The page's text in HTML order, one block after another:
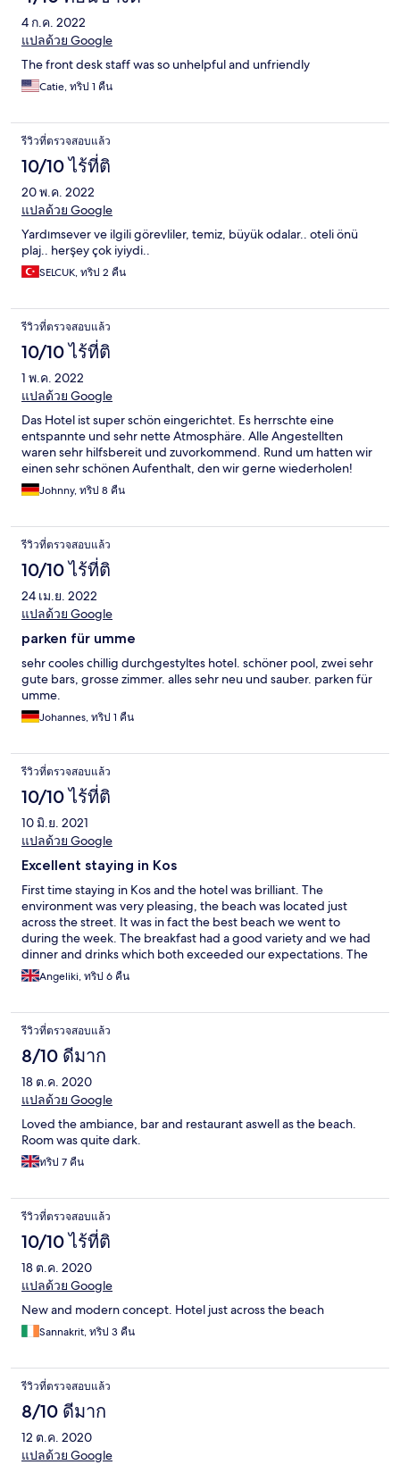
4 ก.ค. 2022
แปลด้วย Google
The front desk staff was so unhelpful and unfriendly
Catie, ทริป 1 คืน
รีวิวที่ตรวจสอบแล้ว
10/10 ไร้ที่ติ
20 พ.ค. 2022
แปลด้วย Google
Yardımsever ve ilgili görevliler, temiz, büyük odalar.. oteli önü
plaj.. herşey çok iyiydi..
SELCUK, ทริป 2 คืน
รีวิวที่ตรวจสอบแล้ว
10/10 ไร้ที่ติ
1 พ.ค. 2022
แปลด้วย Google
Das Hotel ist super schön eingerichtet. Es herrschte eine
entspannte und sehr nette Atmosphäre. Alle Angestellten
waren sehr hilfsbereit und zuvorkommend. Rund um hatten wir
einen sehr schönen Aufenthalt, den wir gerne wiederholen!
Johnny, ทริป 8 คืน
รีวิวที่ตรวจสอบแล้ว
10/10 ไร้ที่ติ
24 เม.ย. 2022
แปลด้วย Google
parken für umme
sehr cooles chillig durchgestyltes hotel. schöner pool, zwei sehr
gute bars, grosse zimmer. alles sehr neu und sauber. parken für
umme.
Johannes, ทริป 1 คืน
รีวิวที่ตรวจสอบแล้ว
10/10 ไร้ที่ติ
10 มิ.ย. 2021
แปลด้วย Google
Excellent staying in Kos
First time staying in Kos and the hotel was brilliant. The
environment was very pleasing, the beach was located just
across the street. It was in fact the best beach we went to
during the week. The breakfast had a good variety and we had
dinner and drinks which both exceeded our expectations. The
people were friendly and everyone was happy to help with any
questions. Really loved the sun loungers around the pool and at
need a car to move around freely
Angeliki, ทริป 6 คืน
รีวิวที่ตรวจสอบแล้ว
8/10 ดีมาก
18 ต.ค. 2020
แปลด้วย Google
Loved the ambiance, bar and restaurant aswell as the beach.
Room was quite dark.
ทริป 7 คืน
รีวิวที่ตรวจสอบแล้ว
10/10 ไร้ที่ติ
18 ต.ค. 2020
แปลด้วย Google
New and modern concept. Hotel just across the beach
Sannakrit, ทริป 3 คืน
รีวิวที่ตรวจสอบแล้ว
8/10 ดีมาก
12 ต.ค. 2020
แปลด้วย Google